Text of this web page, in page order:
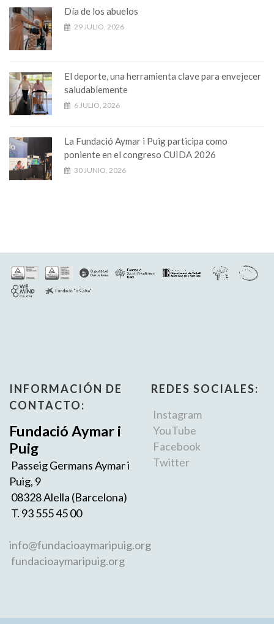
Día de los abuelos
29 JULIO, 2026
El deporte, una herramienta clave para envejecer
saludablemente
6 JULIO, 2026
La Fundació Aymar i Puig participa como
poniente en el congreso CUIDA 2026
30 JUNIO, 2026
INFORMACIÓN DE
CONTACTO:
Fundació Aymar i
Puig
Passeig Germans Aymar i
Puig, 9
08328 Alella (Barcelona)
T. 93 555 45 00
info@fundacioaymaripuig.org
fundacioaymaripuig.org
REDES SOCIALES:
Instagram
YouTube
Facebook
Twitter